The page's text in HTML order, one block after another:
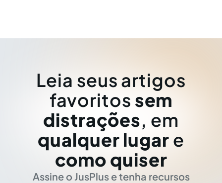
Leia seus artigos
favoritos sem
distrações, em
qualquer lugar e
como quiser
Assine o JusPlus e tenha recursos